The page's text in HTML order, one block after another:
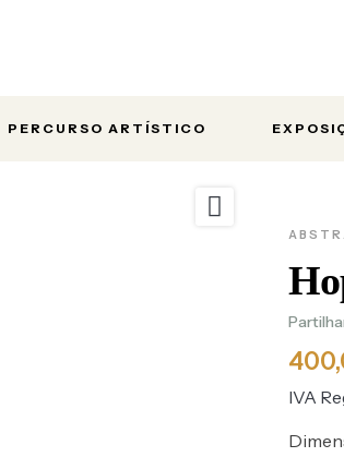
PERCURSO ARTÍSTICO

IVA